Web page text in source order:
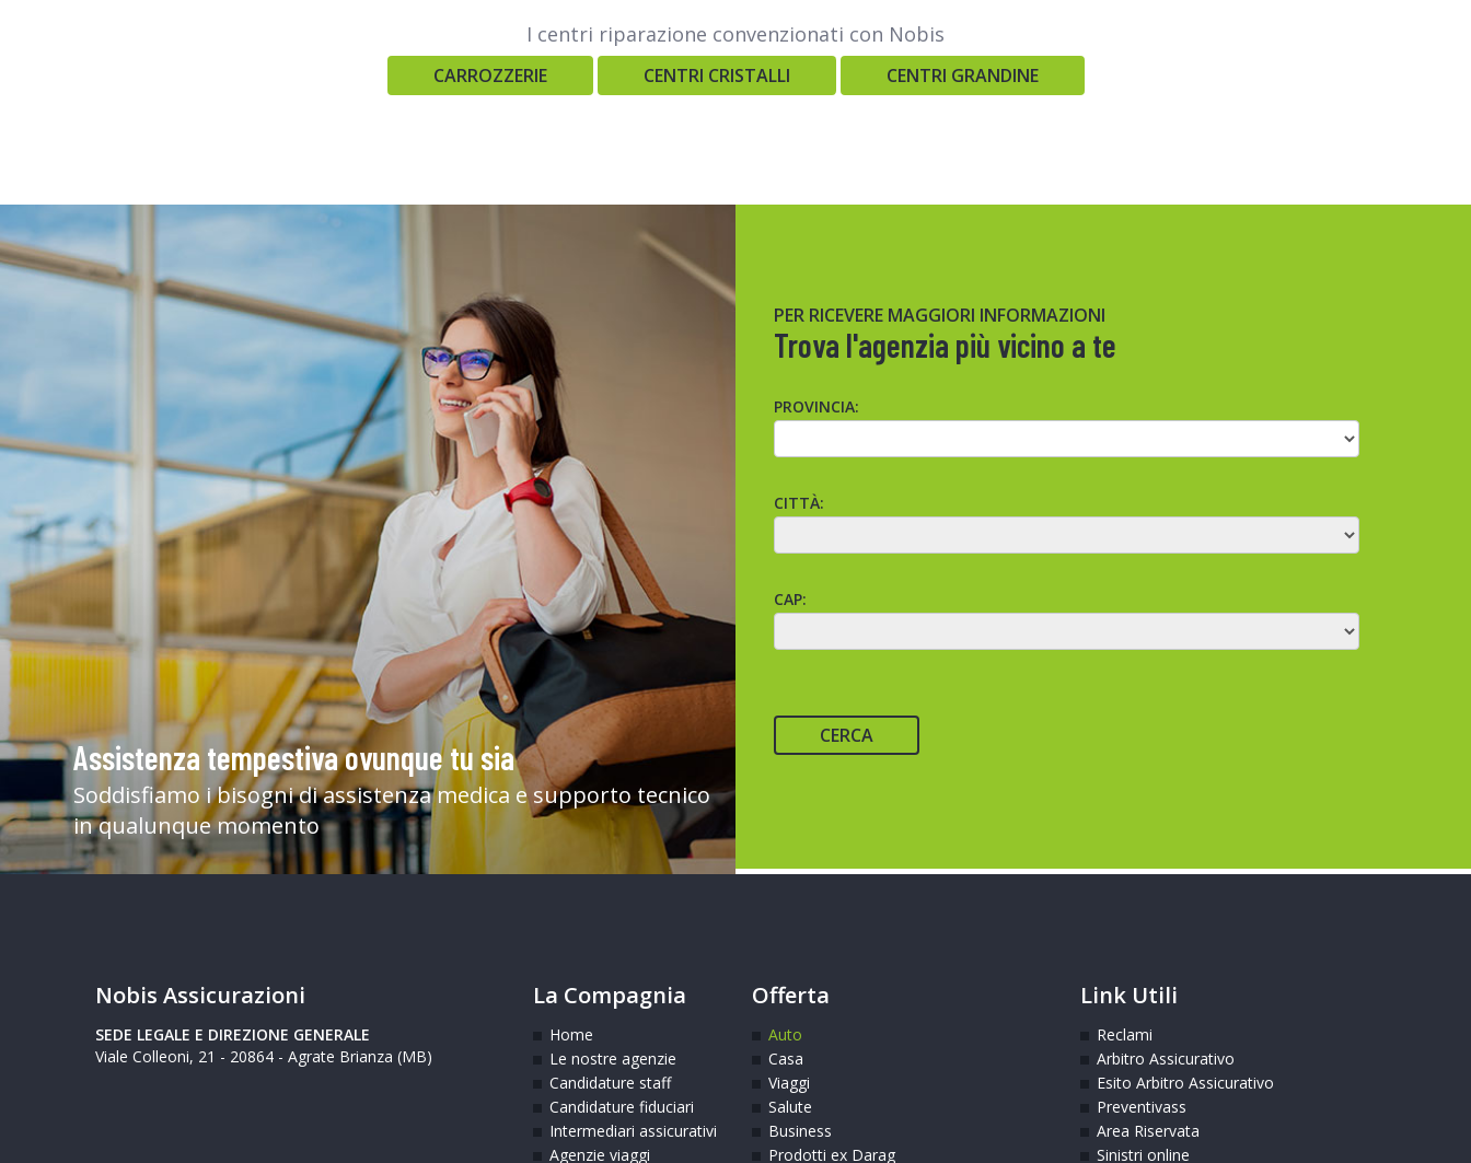
I centri riparazione convenzionati con Nobis
CARROZZERIE CENTRI CRISTALLI CENTRI GRANDINE
Assistenza tempestiva ovunque tu sia
Soddisfiamo i bisogni di assistenza medica e supporto tecnico
in qualunque momento
PER RICEVERE MAGGIORI INFORMAZIONI
Trova l'agenzia più vicino a te
PROVINCIA:
CITTÀ:
CAP:
CERCA
Nobis Assicurazioni
SEDE LEGALE E DIREZIONE GENERALE
Viale Colleoni, 21 - 20864 - Agrate Brianza (MB)
La Compagnia
Home
Le nostre agenzie
Candidature staff
Candidature fiduciari
Intermediari assicurativi
Agenzie viaggi
Offerta
Auto
Casa
Viaggi
Salute
Business
Prodotti ex Darag
Link Utili
Reclami
Arbitro Assicurativo
Esito Arbitro Assicurativo
Preventivass
Area Riservata
Sinistri online